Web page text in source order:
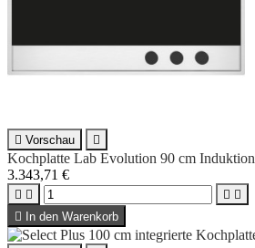
 Vorschau 
Kochplatte Lab Evolution 90 cm Induktion
3.343,71 €
   
 In den Warenkorb